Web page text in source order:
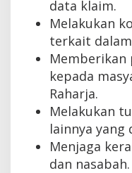
data klaim.
Melakukan
terkait
Memberikan
kepada
Raharja.
Melakukan
lainnya yang
Menjaga
dan nasabah.